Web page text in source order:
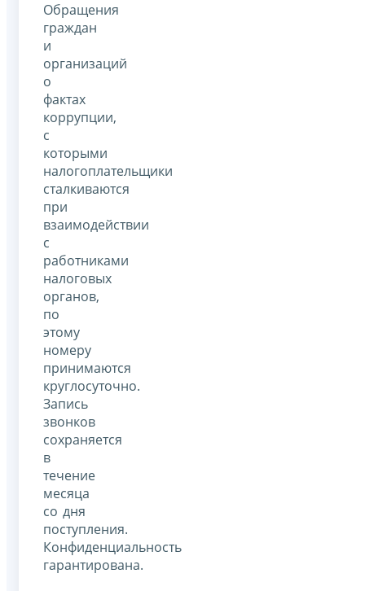
Обращения
граждан
и
организаций
о
фактах
коррупции,
с
которыми
налогоплательщики
сталкиваются
при
взаимодействии
с
работниками
налоговых
органов,
по
этому
номеру
принимаются
круглосуточно.
Запись
звонков
сохраняется
в
течение
месяца
со дня
поступления.
Конфиденциальность
гарантирована.